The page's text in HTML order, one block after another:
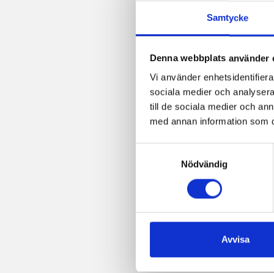
Samtycke
Denna webbplats använder
Vi använder
sociala medier och
till de sociala medier och
med annan information som
Nödvändig
Avvisa
post